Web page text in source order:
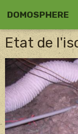
DOMOSPHERE
Etat de